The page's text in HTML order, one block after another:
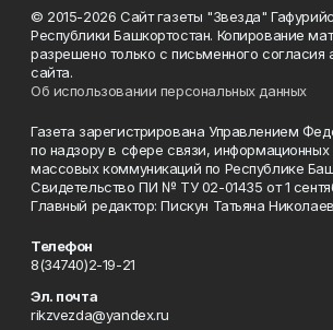
© 2015-2026 Сайт газеты "Звезда"
Республики Башкортостан. Копирование
разрешено только с письменного согласия
сайта.
Об использовании персональных данных
Газета зарегистрирована Управлением
по надзору в сфере связи, информационных
массовых коммуникаций по Республике
Свидетельство ПИ № ТУ 02-01435 от 1
Главный редактор: Пискун Татьяна
Телефон
8(34740)2-19-21
Эл. почта
rikzvezda@yandex.ru